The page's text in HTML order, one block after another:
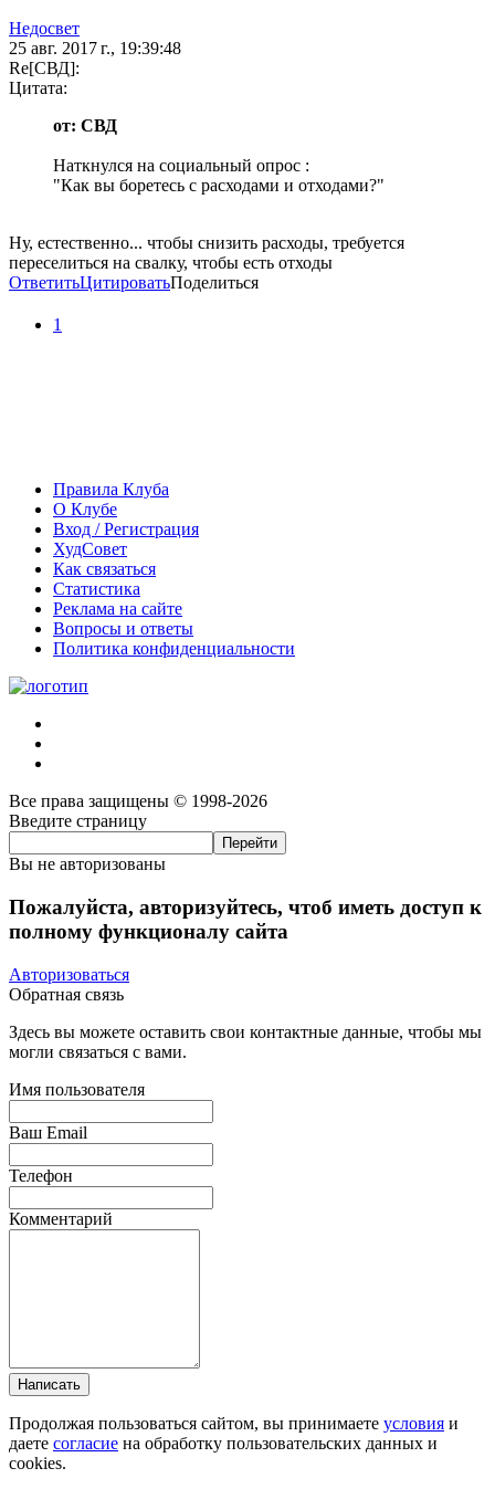
Недосвет
25 авг. 2017 г., 19:39:48
Re[СВД]:
Цитата:
от: СВД
Наткнулся на социальный опрос :
"Как вы боретесь с расходами и отходами?"
Ну, естественно... чтобы снизить расходы, требуется
переселиться на свалку, чтобы есть отходы
ОтветитьЦитироватьПоделиться
1
Правила Клуба
О Клубе
Вход / Регистрация
ХудСовет
Как связаться
Статистика
Реклама на сайте
Вопросы и ответы
Политика конфиденциальности
Все права защищены © 1998-2026
Введите страницу
Вы не авторизованы
Пожалуйста, авторизуйтесь, чтоб иметь доступ к
полному функционалу сайта
Авторизоваться
Обратная связь
Здесь вы можете оставить свои контактные данные, чтобы мы
могли связаться с вами.
Имя пользователя
Ваш Email
Телефон
Комментарий
Написать
Продолжая пользоваться сайтом, вы принимаете условия и
даете согласие на обработку пользовательских данных и
cookies.